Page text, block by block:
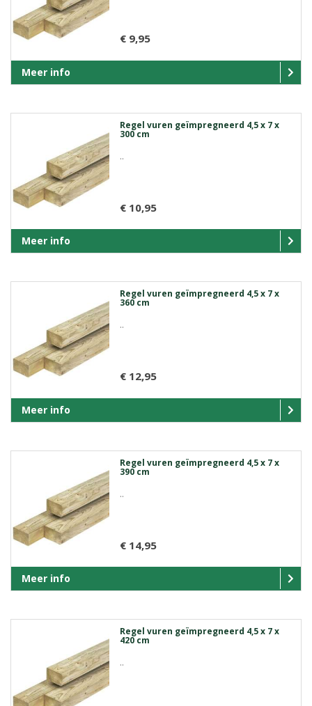
€ 9,95
Meer info
Regel vuren geïmpregneerd 4,5 x 7 x
300 cm
..
€ 10,95
Meer info
Regel vuren geïmpregneerd 4,5 x 7 x
360 cm
..
€ 12,95
Meer info
Regel vuren geïmpregneerd 4,5 x 7 x
390 cm
..
€ 14,95
Meer info
Regel vuren geïmpregneerd 4,5 x 7 x
420 cm
..